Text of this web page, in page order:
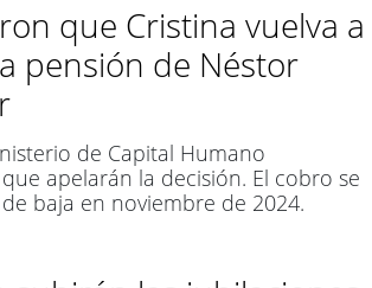
que Cristina vuelva a
pensión de Néstor
de Capital Humano
apelarán la decisión. El cobro se
baja en noviembre de 2024.